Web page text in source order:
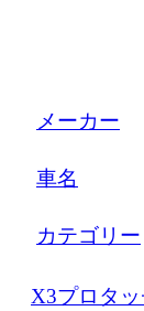
メーカー
車名
カテゴリー
X3プロタッ